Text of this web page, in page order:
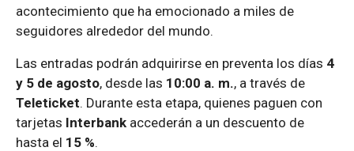
acontecimiento que ha emocionado a miles de
seguidores alrededor del mundo.
Las entradas podrán adquirirse en preventa los días 4
y 5 de agosto, desde las 10:00 a. m., a través de
Teleticket. Durante esta etapa, quienes paguen con
tarjetas Interbank accederán a un descuento de
hasta el 15 %.